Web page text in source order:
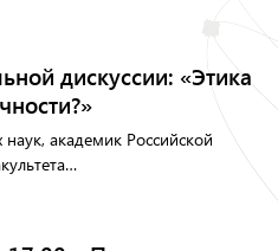
дискуссии: «Этика
академик Российской